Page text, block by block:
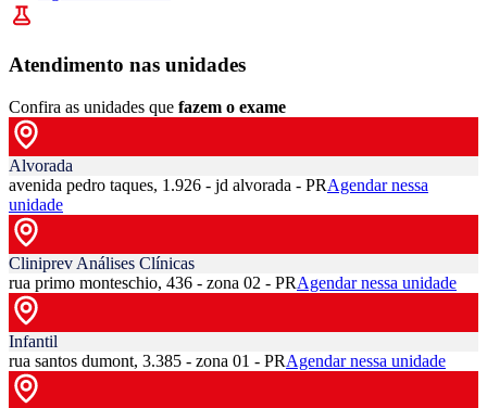
Atendimento nas unidades
Confira as unidades que fazem o exame
Alvorada
avenida pedro taques, 1.926 - jd alvorada - PRAgendar nessa
unidade
Cliniprev Análises Clínicas
rua primo monteschio, 436 - zona 02 - PRAgendar nessa unidade
Infantil
rua santos dumont, 3.385 - zona 01 - PRAgendar nessa unidade